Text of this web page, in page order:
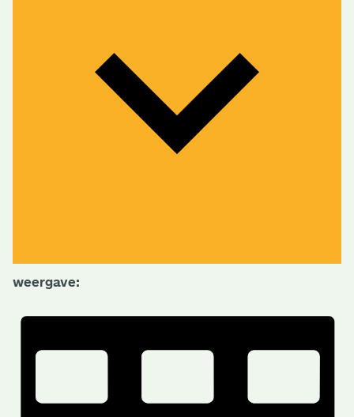
weergave: